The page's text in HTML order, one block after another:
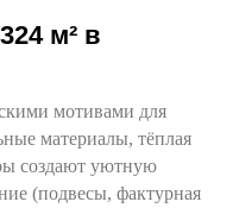
м² в
мотивами для
материалы, тёплая
создают уютную
(подвесы, фактурная